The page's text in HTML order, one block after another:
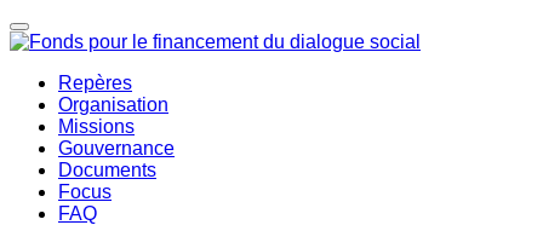
Repères
Organisation
Missions
Gouvernance
Documents
Focus
FAQ